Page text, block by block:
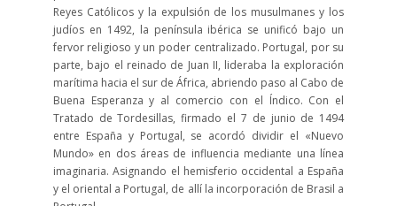
Reyes Católicos y la expulsión de los musulmanes y los
judíos en 1492, la península ibérica se unificó bajo un
fervor religioso y un poder centralizado. Portugal, por su
parte, bajo el reinado de Juan II, lideraba la exploración
marítima hacia el sur de África, abriendo paso al Cabo de
Buena Esperanza y al comercio con el Índico. Con el
Tratado de Tordesillas, firmado el 7 de junio de 1494
entre España y Portugal, se acordó dividir el «Nuevo
Mundo» en dos áreas de influencia mediante una línea
imaginaria. Asignando el hemisferio occidental a España
y el oriental a Portugal, de allí la incorporación de Brasil a